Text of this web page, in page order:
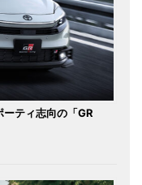
ーティ志向の「GR